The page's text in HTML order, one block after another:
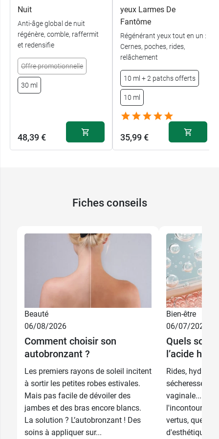
Nuit
Anti-âge global de nuit
régénère, comble, raffermit
et redensifie
Offre promotionnelle
30 ml
48,39 €
promotionnelle48,39 €
30 ml 48,39 €
yeux Larmes De
Fantôme
Régénérant yeux tout en un :
Cernes, poches, rides,
relâchement
10 ml + 2 patchs offerts
10 ml
35,99 €
35,99 €
10 ml 35,99 €
Fiches conseils
Beauté
06/08/2026
Comment choisir son
autobronzant ?
Les premiers rayons de soleil incitent
à sortir les petites robes estivales.
Mais pas facile de dévoiler des
jambes et des bras encore blancs.
La solution ? L’autobronzant ! Des
soins à appliquer sur...
Bien-être
06/07/2026
Quels sont
l’acide
Rides,
sécheresse
vaginale...
vertus, que
d'esthétique